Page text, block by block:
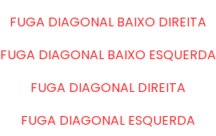
FUGA DIAGONAL BAIXO DIREITA
FUGA DIAGONAL BAIXO ESQUERDA
FUGA DIAGONAL DIREITA
FUGA DIAGONAL ESQUERDA